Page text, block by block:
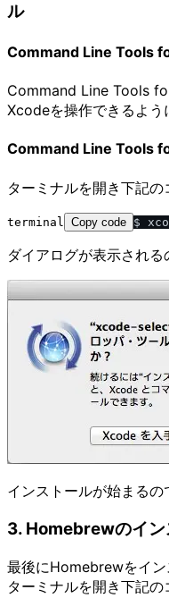
ル
Command Line Tools
Command Line Tools
Xcodeを操作できるよう
Command Line Tools
ターミナルを開き下記の
terminal Copy code
ダイアログが表示される
インストールが始まるの
3. Homebrewのイン
最後にHomebrewをイン
ターミナルを開き下記の